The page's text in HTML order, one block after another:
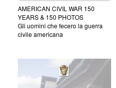
AMERICAN CIVIL WAR 150
YEARS & 150 PHOTOS
Gli uomini che fecero la guerra
civile americana